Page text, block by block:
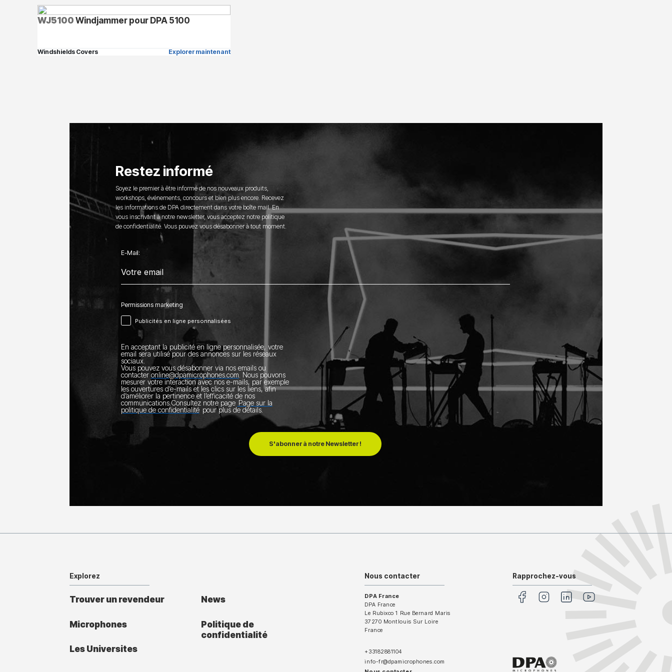
WJ5100Windjammer pour DPA 5100
Windshields Covers Explorer maintenant
Restez informé
Soyez le premier à être informé de nos nouveaux produits,
workshops, événements, concours et bien plus encore. Recevez
les informations de DPA directement dans votre boîte mail. En
vous inscrivant à notre newsletter, vous acceptez notre politique
de confidentialité. Vous pouvez vous désabonner à tout moment.
E-Mail:
Permissions marketing
Publicités en ligne personnalisées
En acceptant la publicité en ligne personnalisée, votre
email sera utilisé pour des annonces sur les réseaux
sociaux.
Vous pouvez vous désabonner via nos emails ou
contacter online@dpamicrophones.com Nous pouvons
mesurer votre interaction avec nos e-mails, par exemple
les ouvertures d’e-mails et les clics sur les liens, afin
d’améliorer la pertinence et l’efficacité de nos
communications.Consultez notre page Page sur la
politique de confidentialitépour plus de détails.
S'abonner à notre Newsletter !
Explorez
Trouver un revendeur News
Microphones
Politique de
confidentialité
Les Universites
Nous contacter
DPA France
DPA France
Le Rubixco 1 Rue Bernard Maris
37270 Montlouis Sur Loire
France
+33182881104
info-fr@dpamicrophones.com
Rapprochez-vous